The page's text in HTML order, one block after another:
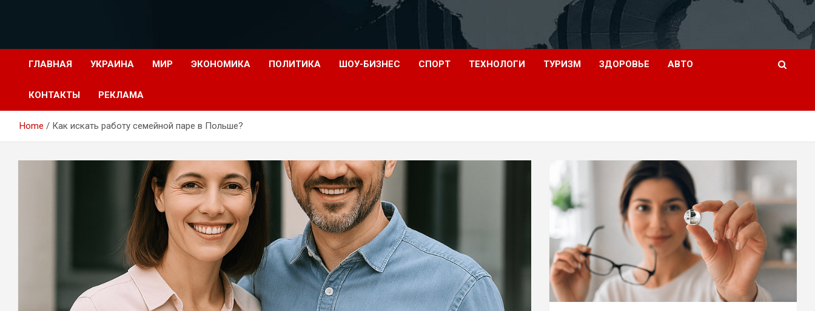
ГЛАВНАЯ УКРАИНА МИР ЭКОНОМИКА ПОЛИТИКА ШОУ-БИЗНЕС СПОРТ ТЕХНОЛОГИ ТУРИЗМ ЗДОРОВЬЕ АВТО
КОНТАКТЫ РЕКЛАМА
Home Как искать работу семейной паре в Польше?